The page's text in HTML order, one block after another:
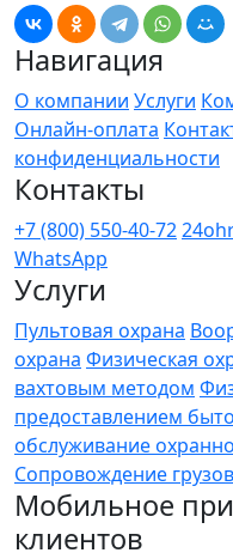
Навигация
О компании Услуги
Онлайн-оплата
конфиденциальности
Контакты
+7 (800) 550-40-72
WhatsApp
Услуги
Пультовая охрана
охрана Физическая
вахтовым методом
предоставлением
обслуживание
Сопровождение грузов
Мобильное
клиентов